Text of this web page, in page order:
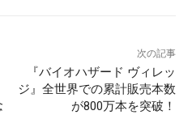
次の記事
『バイオハザード ヴィレッ
ジ』全世界での累計販売本数
が800万本を突破！